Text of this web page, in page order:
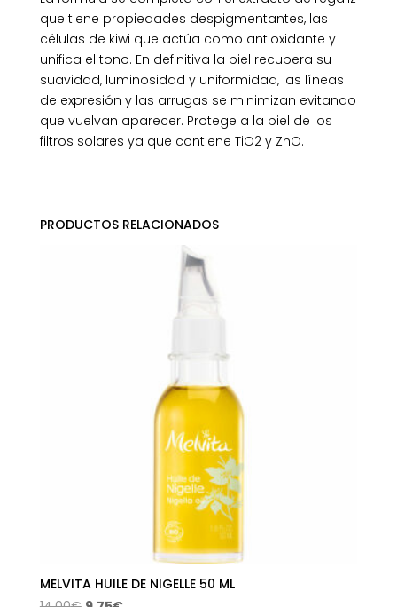
que tiene propiedades despigmentantes, las
células de kiwi que actúa como antioxidante y
unifica el tono. En definitiva la piel recupera su
suavidad, luminosidad y uniformidad, las líneas
de expresión y las arrugas se minimizan evitando
que vuelvan aparecer. Protege a la piel de los
filtros solares ya que contiene TiO2 y ZnO.
PRODUCTOS RELACIONADOS
MELVITA HUILE DE NIGELLE 50 ML